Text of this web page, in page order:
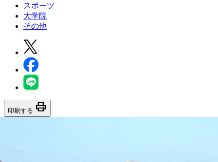
スポーツ
大学院
その他
印刷する print